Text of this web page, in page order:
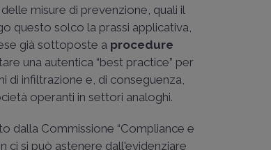
misure di prevenzione, quali il
questo solco la prassi applicativa,
già sottoposte a procedure
una autentica “best practice” per
di infiltrazione e, di conseguenza,
operanti in settori analoghi.
dalla Commissione “Compliance e
ci si può astenere dall'evidenziare